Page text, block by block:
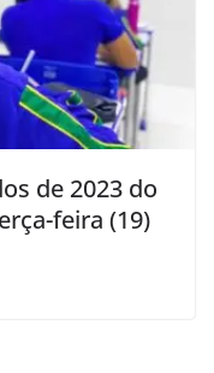
de 2023 do
feira (19)